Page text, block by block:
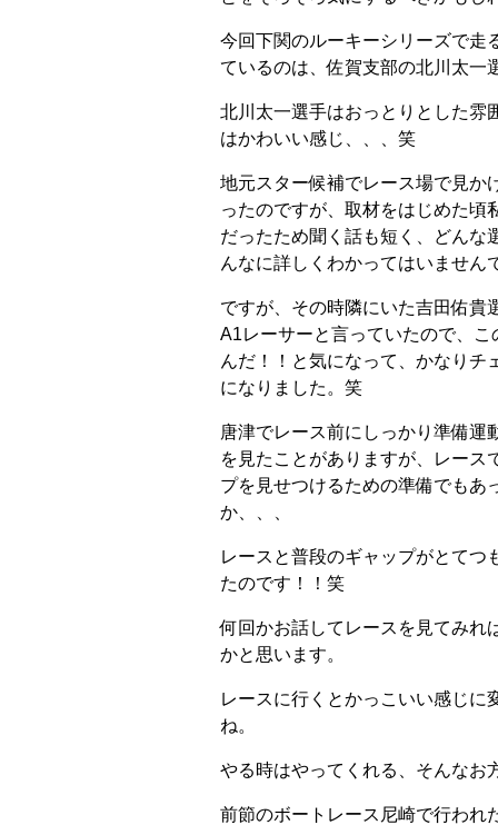
今回下関のルーキーシリーズで走
ているのは、佐賀支部の北川太一
北川太一選手はおっとりとした雰
はかわいい感じ、、、笑
地元スター候補でレース場で見か
ったのですが、取材をはじめた頃
だったため聞く話も短く、どんな
んなに詳しくわかってはいません
ですが、その時隣にいた吉田佑貴
A1レーサーと言っていたので、こ
んだ！！と気になって、かなりチ
になりました。笑
唐津でレース前にしっかり準備運
を見たことがありますが、レース
プを見せつけるための準備でもあ
か、、、
レースと普段のギャップがとてつ
たのです！！笑
何回かお話してレースを見てみれ
かと思います。
レースに行くとかっこいい感じに
ね。
やる時はやってくれる、そんなお
前節のボートレース尼崎で行われ